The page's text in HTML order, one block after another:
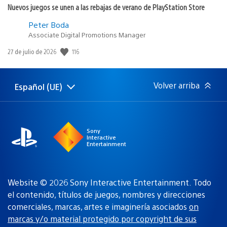
Nuevos juegos se unen a las rebajas de verano de PlayStation Store
Peter Boda
Associate Digital Promotions Manager
Fecha
publicación:
27 de julio de 2026 116
Selecciona
una
Región
actual:
Español (UE) Volver arriba
Sony
Interactive
Entertainment
Website © 2026 Sony Interactive Entertainment. Todo
el contenido, títulos de juegos, nombres y direcciones
comerciales, marcas, artes e imaginería asociados on
marcas y/o material protegido por copyright de sus